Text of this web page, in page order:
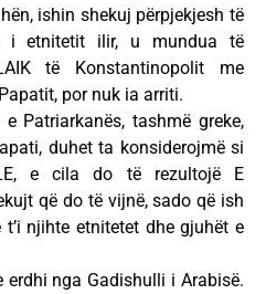
ishin shekuj përpjekjesh të
i etnitetit ilir, u mundua të
të Konstantinopolit me
por nuk ia arriti.
Patriarkanës, tashmë greke,
duhet ta konsiderojmë si
e cila do të rezultojë E
që do të vijnë, sado që ish
njihte etnitetet dhe gjuhët e
erdhi nga Gadishulli i Arabisë.